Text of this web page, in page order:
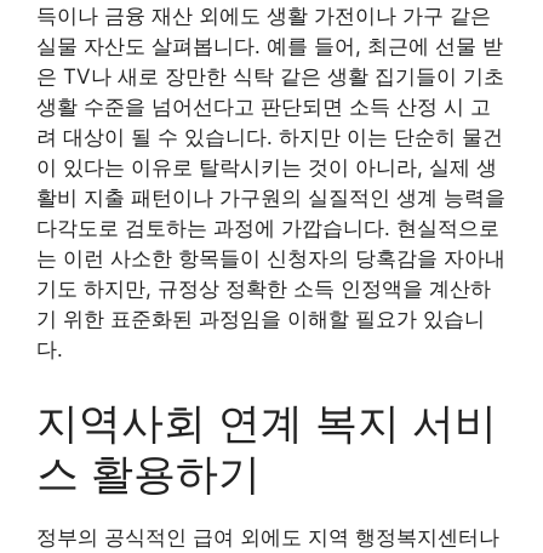
득이나 금융 재산 외에도 생활 가전이나 가구 같은
실물 자산도 살펴봅니다. 예를 들어, 최근에 선물 받
은 TV나 새로 장만한 식탁 같은 생활 집기들이 기초
생활 수준을 넘어선다고 판단되면 소득 산정 시 고
려 대상이 될 수 있습니다. 하지만 이는 단순히 물건
이 있다는 이유로 탈락시키는 것이 아니라, 실제 생
활비 지출 패턴이나 가구원의 실질적인 생계 능력을
다각도로 검토하는 과정에 가깝습니다. 현실적으로
는 이런 사소한 항목들이 신청자의 당혹감을 자아내
기도 하지만, 규정상 정확한 소득 인정액을 계산하
기 위한 표준화된 과정임을 이해할 필요가 있습니
다.
지역사회 연계 복지 서비
스 활용하기
정부의 공식적인 급여 외에도 지역 행정복지센터나